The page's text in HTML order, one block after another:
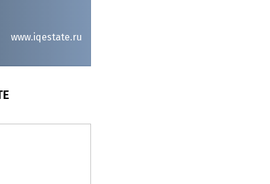
www.iqestate.ru